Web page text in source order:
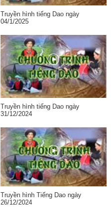
Truyền hình tiếng Dao ngày
04/1/2025
Truyền hình tiếng Dao ngày
31/12/2024
Truyền hình Tiếng Dao ngày
26/12/2024